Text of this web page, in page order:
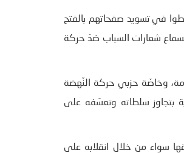
في تسويد صفحاتهم بالفتح
لسماع شعارات السباب ضدّ حركة
وخاصّة حزبي حركة النّهضة
بتجاوز سلطاته وتعسّفه على
سواء من خلال انقلابه على